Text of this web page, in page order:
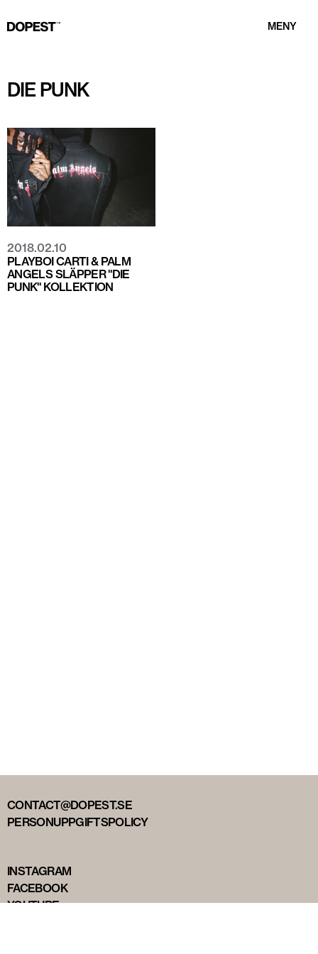
MENY
DIE PUNK
2018.02.10
PLAYBOI CARTI & PALM
ANGELS SLÄPPER "DIE
PUNK" KOLLEKTION
CONTACT@DOPEST.SE
PERSONUPPGIFTSPOLICY
INSTAGRAM
FACEBOOK
YOUTUBE